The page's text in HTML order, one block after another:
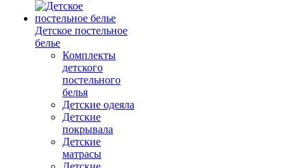
Детское постельное
белье
Комплекты
детского
постельного
белья
Детские одеяла
Детские
покрывала
Детские
матрасы